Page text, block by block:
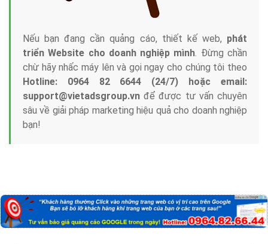
Nếu bạn đang cần quảng cáo, thiết kế web, phát
triển Website cho doanh nghiệp mình. Đừng chần
chừ hãy nhấc máy lên và gọi ngay cho chúng tôi theo
Hotline: 0964 82 6644 (24/7) hoặc email:
support@vietadsgroup.vn để được tư vấn chuyên
sâu về giải pháp marketing hiệu quả cho doanh nghiệp
bạn!